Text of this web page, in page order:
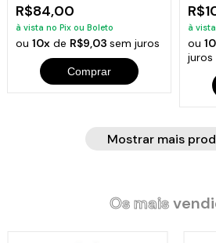
R$84,00
à vista no Pix ou Boleto
ou10x de R$9,03sem juros
Comprar
à
ou
juros
Mostrar mais
Os mais